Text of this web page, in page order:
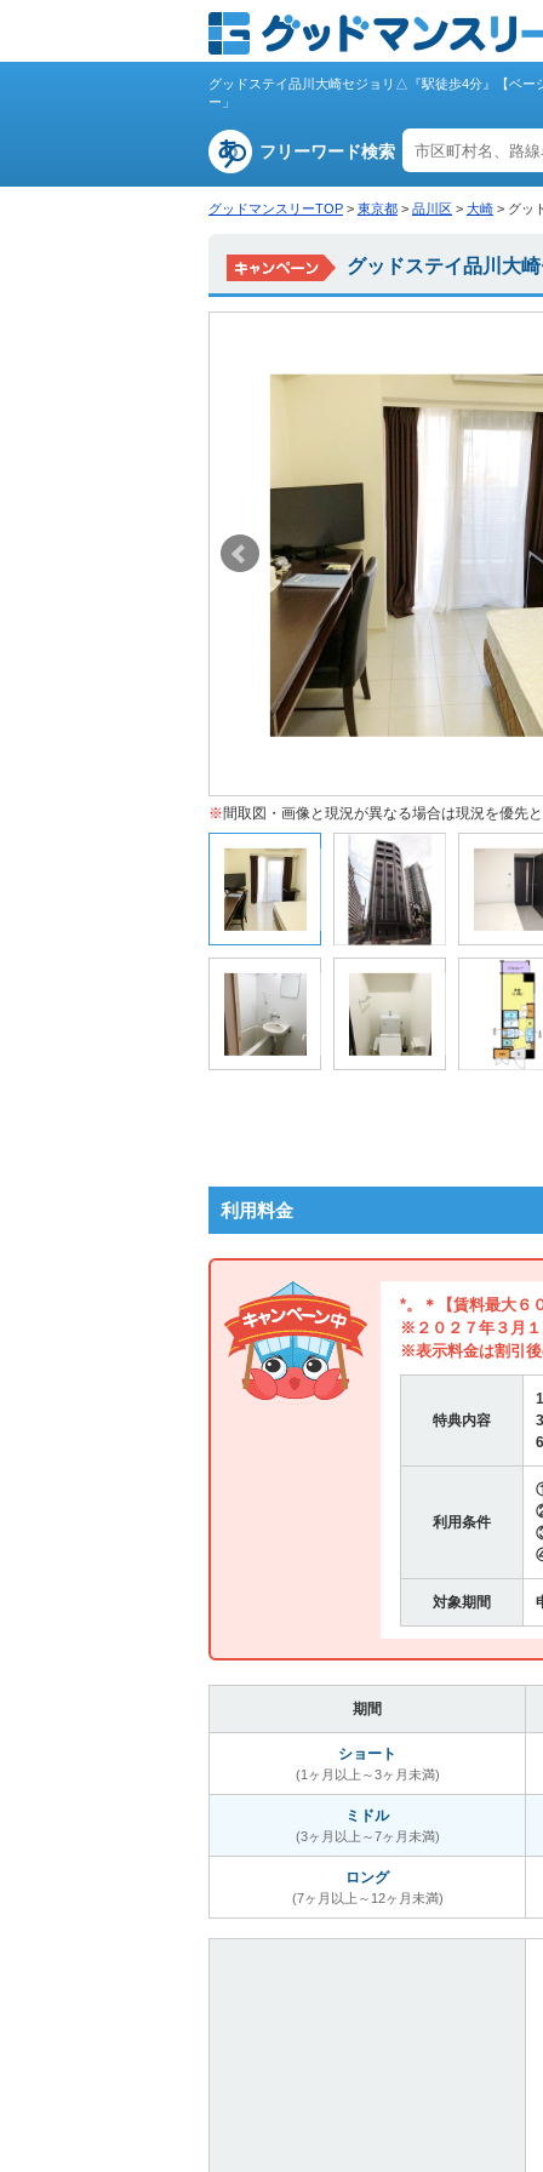
グッドステイ品川大崎セジョリ△『駅徒歩4分』【ベー
ー」
フリーワード検索
グッドマンスリーTOP > 東京都 > 品川区 > 大崎 > グッ
グッドステイ品川大
※間取図・画像と現況が異なる場合は現況を優先と
利用料金
*。＊【賃料最大６
※２０２７年３月１
※表示料金は割引後
特典内容
利用条件
対象期間
期間
ショート
(1ヶ月以上～3ヶ月未満)
ミドル
(3ヶ月以上～7ヶ月未満)
ロング
(7ヶ月以上～12ヶ月未満)